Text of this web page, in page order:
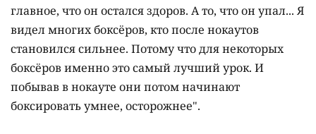
главное, что он остался здоров. А то, что он упал... Я
видел многих боксёров, кто после нокаутов
становился сильнее. Потому что для некоторых
боксёров именно это самый лучший урок. И
побывав в нокауте они потом начинают
боксировать умнее, осторожнее".